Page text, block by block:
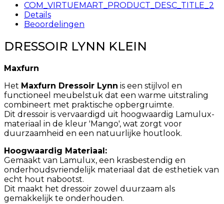
COM_VIRTUEMART_PRODUCT_DESC_TITLE_2
Details
Beoordelingen
DRESSOIR LYNN KLEIN
Maxfurn
Het Maxfurn Dressoir Lynn is een stijlvol en
functioneel meubelstuk dat een warme uitstraling
combineert met praktische opbergruimte.
Dit dressoir is vervaardigd uit hoogwaardig Lamulux-
materiaal in de kleur 'Mango', wat zorgt voor
duurzaamheid en een natuurlijke houtlook.
Hoogwaardig Materiaal:
Gemaakt van Lamulux, een krasbestendig en
onderhoudsvriendelijk materiaal dat de esthetiek van
echt hout nabootst.
Dit maakt het dressoir zowel duurzaam als
gemakkelijk te onderhouden.